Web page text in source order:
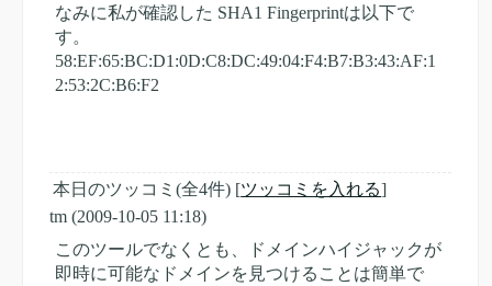
なみに私が確認した SHA1 Fingerprintは以下で
す。
58:EF:65:BC:D1:0D:C8:DC:49:04:F4:B7:B3:43:AF:1
2:53:2C:B6:F2
本日のツッコミ(全4件) [ツッコミを入れる]
tm (2009-10-05 11:18)
このツールでなくとも、ドメインハイジャックが
即時に可能なドメインを見つけることは簡単で